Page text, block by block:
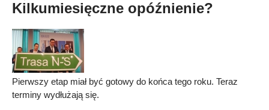
Kilkumiesięczne opóźnienie?
Pierwszy etap miał być gotowy do końca tego roku. Teraz
terminy wydłużają się.